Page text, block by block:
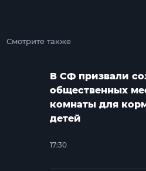
Смотрите также
В СФ призвали
общественных
комнаты для
детей
17:30